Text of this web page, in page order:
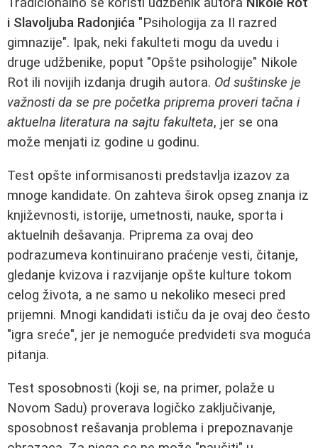
i Slavoljuba Radonjića "Psihologija za II razred
gimnazije". Ipak, neki fakulteti mogu da uvedu i
druge udžbenike, poput "Opšte psihologije" Nikole
Rot ili novijih izdanja drugih autora. Od suštinske je
važnosti da se pre početka priprema proveri tačna i
aktuelna literatura na sajtu fakulteta, jer se ona
može menjati iz godine u godinu.
Test opšte informisanosti predstavlja izazov za
mnoge kandidate. On zahteva širok opseg znanja iz
književnosti, istorije, umetnosti, nauke, sporta i
aktuelnih dešavanja. Priprema za ovaj deo
podrazumeva kontinuirano praćenje vesti, čitanje,
gledanje kvizova i razvijanje opšte kulture tokom
celog života, a ne samo u nekoliko meseci pred
prijemni. Mnogi kandidati ističu da je ovaj deo često
"igra sreće", jer je nemoguće predvideti sva moguća
pitanja.
Test sposobnosti (koji se, na primer, polaže u
Novom Sadu) proverava logičko zaključivanje,
sposobnost rešavanja problema i prepoznavanje